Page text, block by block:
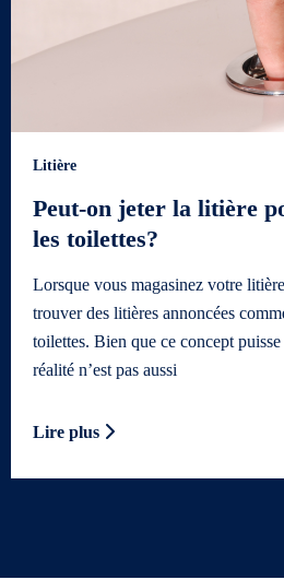
Litière
Peut-on jeter la litière
les toilettes?
Lorsque vous magasinez votre
trouver des litières annoncées
toilettes. Bien que ce concept
réalité n’est pas aussi
Lire plus